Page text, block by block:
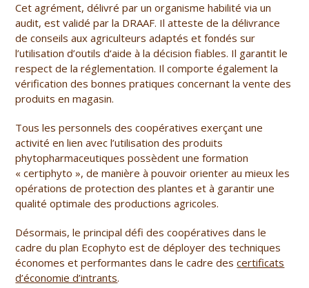
Cet agrément, délivré par un organisme habilité via un
audit, est validé par la DRAAF. Ilatteste de la délivrance
de conseils aux agriculteurs adaptés et fondés sur
l’utilisation d’outils d‘aide à la décision fiables. Il garantit le
respect de la réglementation. Il comporte également la
vérification des bonnes pratiques concernant la vente des
produits en magasin.
Tous les personnels des coopératives exerçant une
activité en lien avec l’utilisation des produits
phytopharmaceutiques possèdent une formation
« certiphyto », de manière à pouvoir orienter au mieux les
opérations de protection des plantes et à garantir une
qualité optimale des productions agricoles.
Désormais, le principal défi des coopératives dans le
cadre du plan Ecophyto est de déployer des techniques
économes et performantes dans le cadre descertificats
d’économie d’intrants.